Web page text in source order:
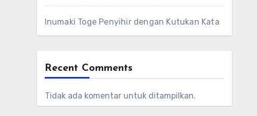
Inumaki Toge Penyihir dengan Kutukan Kata
Recent Comments
Tidak ada komentar untuk ditampilkan.